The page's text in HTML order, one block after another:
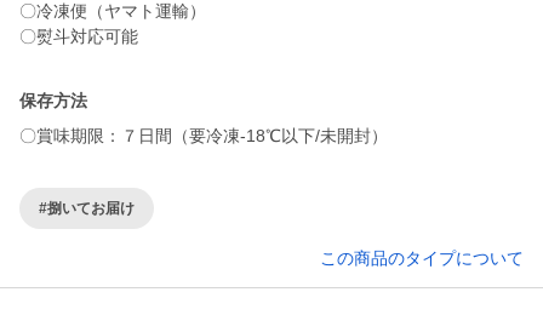
〇冷凍便（ヤマト運輸）
〇熨斗対応可能
保存方法
〇賞味期限：７日間（要冷凍-18℃以下/未開封）
#捌いてお届け
この商品のタイプについて